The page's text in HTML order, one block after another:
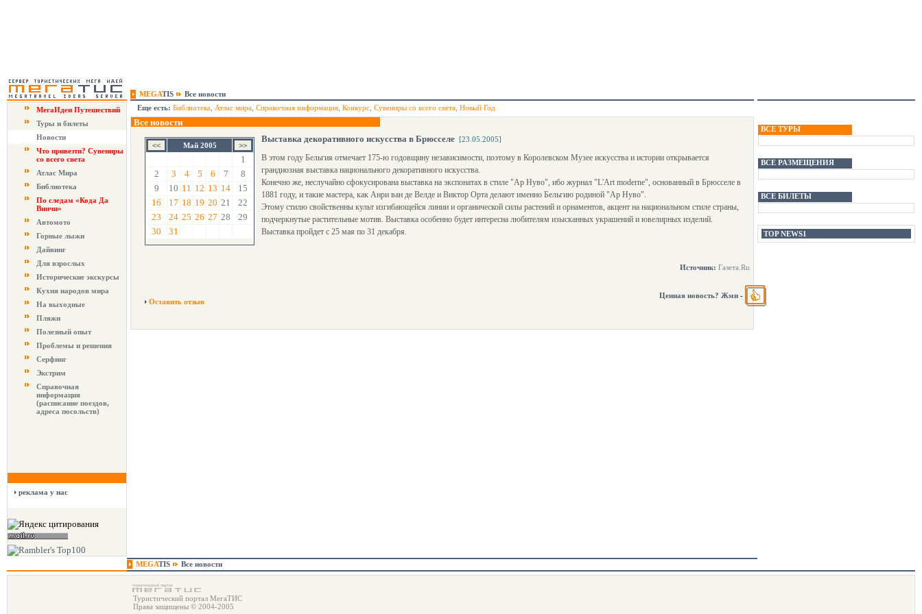
MEGATIS
Все новости
МегаИдеи Путешествий
Туры и билеты
Новости
Что привезти? Сувениры
со всего света
Атлас Мира
Библиотека
По следам «Кода Да
Винчи»
Автомото
Горные лыжи
Дайвинг
Для взрослых
Исторические экскурсы
Кухня народов мира
На выходные
Пляжи
Полезный опыт
Проблемы и решения
Серфинг
Экстрим
Справочная
информация
(расписание поездов,
адреса посольств)
реклама у нас
Еще есть: Библиотека Атлас мира Справочная информация Конкурс Сувениры со всего света Новый Год
Все новости
Май 2005
1
2
3 4 5 6 7
8
9
10 11 12 13 14
15
16
17 18 19 20 21
22
23
24 25 26 27 28
29
30
31
Выставка декоративного искусства в Брюсселе [23.05.2005]
В этом году Бельгия отмечает 175-ю годовщину независимости, поэтому в Королевском Музее искусства и истории открывается
грандиозная выставка национального декоративного искусства.
Конечно же, неслучайно сфокусирована выставка на экспонатах в стиле "Ар Нуво", ибо журнал "L'Art moderne", основанный в Брюсселе в
1881 году, и такие мастера, как Анри ван де Велде и Виктор Орта делают именно Бельгию родиной "Ар Нуво".
Этому стилю свойственны культ изгибающейся линии и органической силы растений и орнаментов, акцент на национальном стиле страны,
подчеркнутые растительные мотив. Выставка особенно будет интересна любителям изысканных украшений и ювелирных изделий.
Выставка пройдет с 25 мая по 31 декабря.
Источник: Газета.Ru
Оставить отзыв
Ценная новость? Жми -
ВСЕ ТУРЫ
ВСЕ РАЗМЕЩЕНИЯ
ВСЕ БИЛЕТЫ
TOP NEWS1
MEGATIS Все новости
Туристический портал МегаТИС
Права защищены © 2004-2005